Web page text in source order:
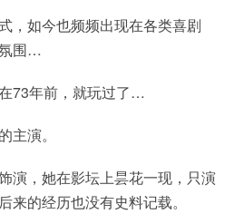
，如今也频频出现在各类喜剧
围…
73年前，就玩过了…
主演。
演，她在影坛上昙花一现，只演
来的经历也没有史料记载。